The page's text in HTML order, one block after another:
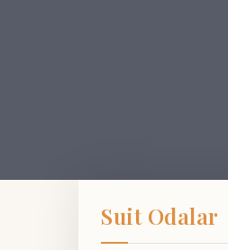
Suit Odalar